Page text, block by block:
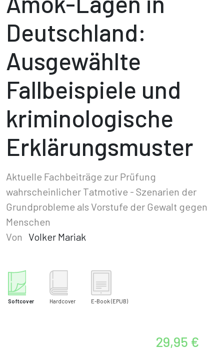
Deutschland:
Ausgewählte
Fallbeispiele und
kriminologische
Erklärungsmuster
Aktuelle Fachbeiträge zur Prüfung
wahrscheinlicher Tatmotive - Szenarien der
Grundprobleme als Vorstufe der Gewalt gegen
Menschen
Von Volker Mariak
Softcover Hardcover E-Book (EPUB)
29,95 €